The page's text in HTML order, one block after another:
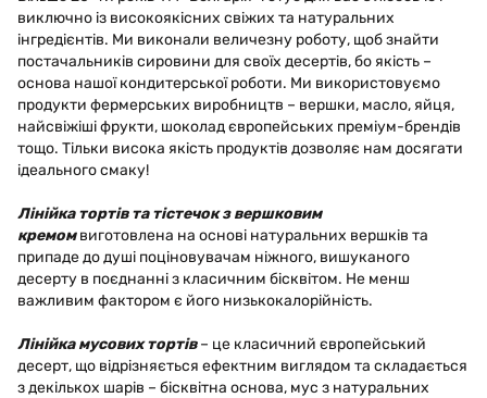
виключно із високоякісних свіжих та натуральних
інгредієнтів. Ми виконали величезну роботу, щоб знайти
постачальників сировини для своїх десертів, бо якість –
основа нашої кондитерської роботи. Ми використовуємо
продукти фермерських виробництв – вершки, масло, яйця,
найсвіжіші фрукти, шоколад європейських преміум-брендів
тощо. Тільки висока якість продуктів дозволяє нам досягати
ідеального смаку!
Лінійка тортів та тістечок з вершковим
кремомвиготовлена на основі натуральних вершків та
припаде до душі поціновувачам ніжного, вишуканого
десерту в поєднанні з класичним бісквітом. Не менш
важливим фактором є його низькокалорійність.
Лінійка мусових тортів– це класичний європейський
десерт, що відрізняється ефектним виглядом та складається
з декількох шарів – бісквітна основа, мус з натуральних